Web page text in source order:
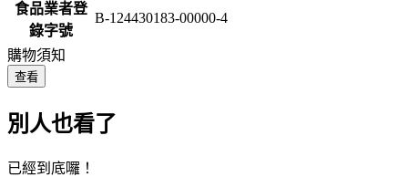
食品業者登
錄字號
B-124430183-00000-4
購物須知
查看
別人也看了
已經到底囉！